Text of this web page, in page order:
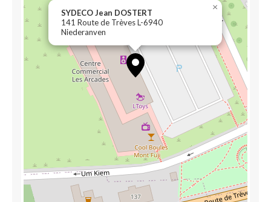
SYDECO Jean DOSTERT
141 Route de Trèves L-6940
Niederanven
×